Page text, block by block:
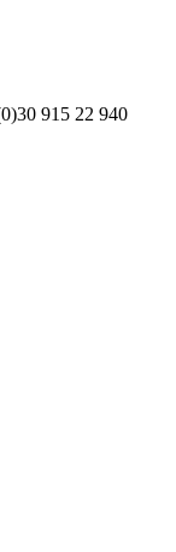
915 22 940